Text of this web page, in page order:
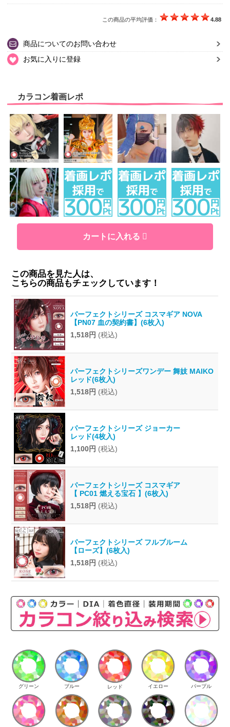
この商品の平均評価： 4.88
商品についてのお問い合わせ
お気に入りに登録
カラコン着画レポ
カートに入れる
この商品を見た人は、
こちらの商品もチェックしています！
パーフェクトシリーズ コスマギア NOVA
【PN07 血の契約書】(6枚入)
1,518円 (税込)
パーフェクトシリーズワンデー 舞妓 MAIKO
レッド(6枚入)
1,518円 (税込)
パーフェクトシリーズ ジョーカー
レッド(4枚入)
1,100円 (税込)
パーフェクトシリーズ コスマギア
【 PC01 燃える宝石 】(6枚入)
1,518円 (税込)
パーフェクトシリーズ フルブルーム
【ローズ】(6枚入)
1,518円 (税込)
グリーン ブルー レッド イエロー パープル